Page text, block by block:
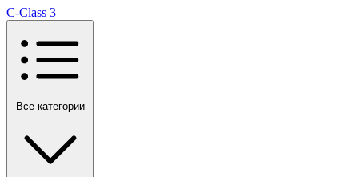
C-Class 3
Все категории